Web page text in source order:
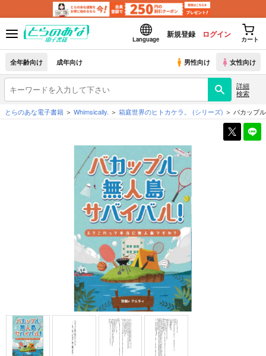
Language
新規登録 ログイン
カート
全年齢向け 成年向け 男性向け 女性向け
詳細
検索
とらのあな電子書籍
Whimsically. 箱庭世界のヒトカケラ。 (シリーズ) バカップ